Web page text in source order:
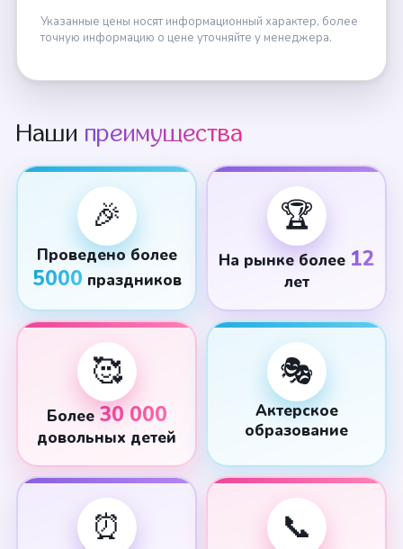
Указанные цены носят информационный характер, более
точную информацию о цене уточняйте у менеджера.
Наши преимущества
🎉
Проведено более
5000 праздников
🏆
На рынке более 12
лет
🥰
Более30 000
довольных детей
🎭
Актерское
образование
⏰ 📞